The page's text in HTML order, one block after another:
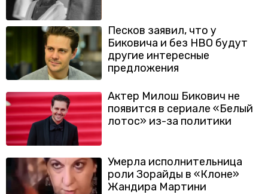
Песков заявил, что у
Биковича и без HBO будут
другие интересные
предложения
Актер Милош Бикович не
появится в сериале «Белый
лотос» из-за политики
Умерла исполнительница
роли Зорайды в «Клоне»
Жандира Мартини